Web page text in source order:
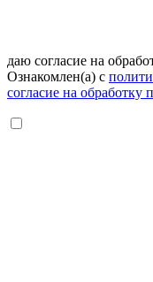
даю согласие на
Ознакомлен(а) с
согласие на